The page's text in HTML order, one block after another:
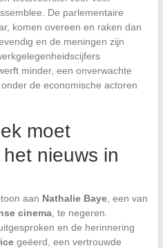
De parlementaire
komen overeen en raken dan
en de meningen zijn
minder, een onverwachte
de economische actoren
moet
nieuws in
aan Nathalie Baye, een van
cinema, te negeren.
en de herinnering
geëerd, een vertrouwde